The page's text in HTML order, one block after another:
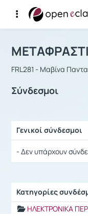
Αρχική Σελίδα
Μάθημα :
FRL281 - Μαβίνα
Σύνδεσμοι
Γενικοί σύνδεσμοι
- Δεν υπάρχουν
Κατηγορίες
ΗΛΕΚΤΡΟΝΙΚΑ